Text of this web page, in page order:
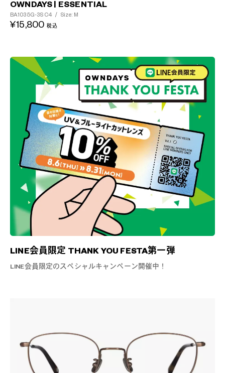
LINE会員限定 THANK YOU FESTA第一弾
LINE会員限定のスペシャルキャンペーン開催中！
OWNDAYS | ESSENTIAL
BA1035G-3S C4 / Size: M
¥15,800 税込